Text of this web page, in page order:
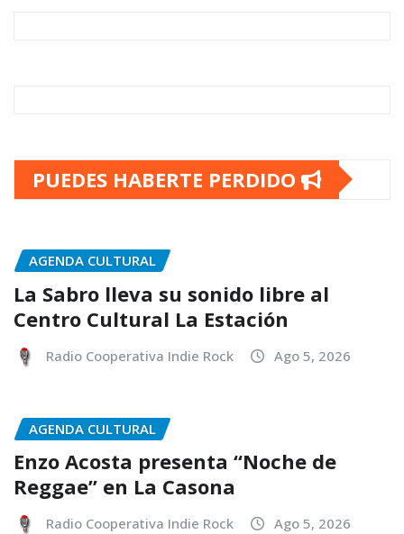
PUEDES HABERTE PERDIDO
AGENDA CULTURAL
La Sabro lleva su sonido libre al
Centro Cultural La Estación
Radio Cooperativa Indie Rock Ago 5, 2026
AGENDA CULTURAL
Enzo Acosta presenta “Noche de
Reggae” en La Casona
Radio Cooperativa Indie Rock Ago 5, 2026